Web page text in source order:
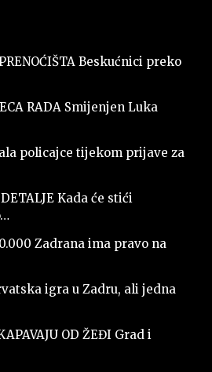
Beskućnici preko
RADA Smijenjen Luka
policajce tijekom prijave za
Kada će stići
Zadrana ima pravo na
igra u Zadru, ali jedna
OD ŽEĐI Grad i